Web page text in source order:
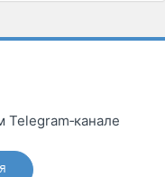
Telegram‑канале